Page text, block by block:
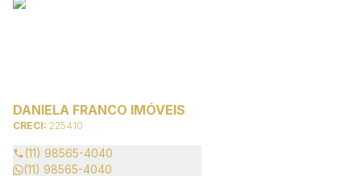
DANIELA FRANCO IMÓVEIS
CRECI: 225410
(11) 98565-4040
(11) 98565-4040